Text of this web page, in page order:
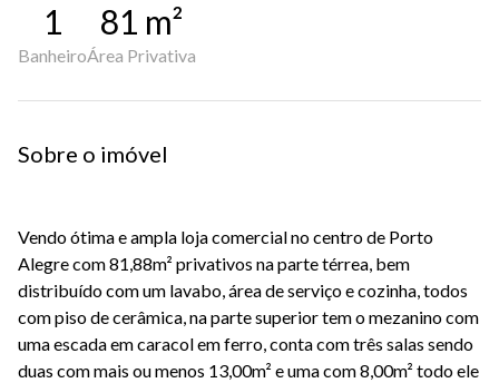
1
Banheiro
81 m²
Área Privativa
Sobre o imóvel
Vendo ótima e ampla loja comercial no centro de Porto
Alegre com 81,88m² privativos na parte térrea, bem
distribuído com um lavabo, área de serviço e cozinha, todos
com piso de cerâmica, na parte superior tem o mezanino com
uma escada em caracol em ferro, conta com três salas sendo
duas com mais ou menos 13,00m² e uma com 8,00m² todo ele